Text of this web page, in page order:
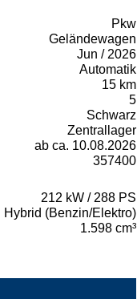
Pkw
Geländewagen
Jun / 2026
Automatik
15 km
5
Schwarz
Zentrallager
ab ca. 10.08.2026
357400
212 kW / 288 PS
Hybrid (Benzin/Elektro)
1.598 cm³